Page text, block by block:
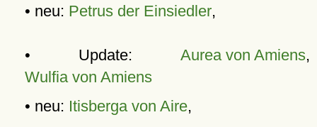
• neu: Petrus der Einsiedler,
• Update: Aurea von Amiens,
Wulfia von Amiens
• neu: Itisberga von Aire,